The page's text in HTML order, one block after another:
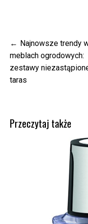
Nawigacja
wpisu
Najnowsze trendy
meblach ogrodowych:
zestawy
taras
Przeczytaj także